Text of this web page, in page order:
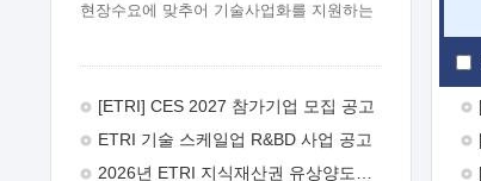
현장수요에 맞추어 기술사업화를 지원하는
주시기 바랍니다. 2026년 8월
추진목적: ETRI 인력을 기업현장에 파견.
기술지원을 실시함으로써 ETRI 개발기술의
[ETRI] CES 2027 참가기업 모집 공고
ETRI 기술 스케일업 R&BD 사업 공고